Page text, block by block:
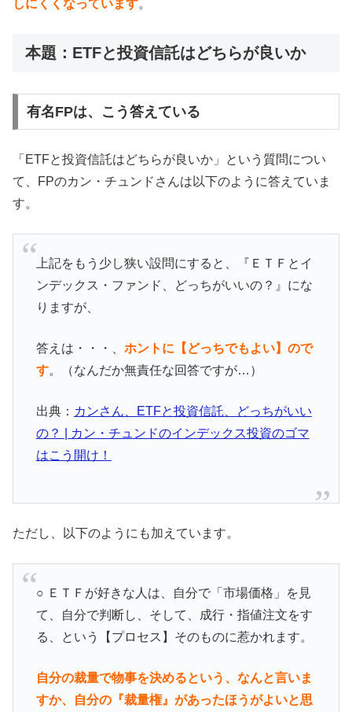
しにくくなっています。
本題：ETFと投資信託はどちらが良いか
有名FPは、こう答えている
「ETFと投資信託はどちらが良いか」という質問につい
て、FPのカン・チュンドさんは以下のように答えていま
す。
上記をもう少し狭い設問にすると、『ＥＴＦとイ
ンデックス・ファンド、どっちがいいの？』にな
りますが、
答えは・・・、 ホントに【どっちでもよい】ので
す。（なんだか無責任な回答ですが…）
出典： カンさん、ETFと投資信託、どっちがいい
の？ | カン・チュンドのインデックス投資のゴマ
はこう開け！
ただし、以下のようにも加えています。
○ ＥＴＦが好きな人は、自分で「市場価格」を見
て、自分で判断し、そして、成行・指値注文をす
る、という【プロセス】そのものに惹かれます。
自分の裁量で物事を決めるという、なんと言いま
すか、自分の『裁量権』があったほうがよいと思